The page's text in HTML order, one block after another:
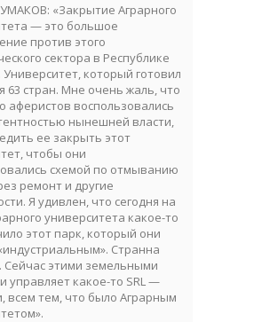
«Закрытие Аграрного
— это большое
против этого
сектора в Республике
который готовил
63 стран. Мне очень жаль, что
аферистов воспользовались
нынешней власти,
ее закрыть этот
чтобы они
схемой по отмыванию
ремонт и другие
Я удивлен, что сегодня на
университета какое-то
этот парк, который они
Странна
Сейчас этими земельными
управляет какое-то SRL —
всем тем, что было Аграрным